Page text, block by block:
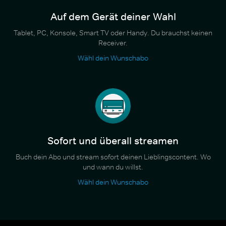
Auf dem Gerät deiner Wahl
Tablet, PC, Konsole, Smart TV oder Handy. Du brauchst keinen
Receiver.
Wähl dein Wunschabo
Sofort und überall streamen
Buch dein Abo und stream sofort deinen Lieblingscontent. Wo
und wann du willst.
Wähl dein Wunschabo